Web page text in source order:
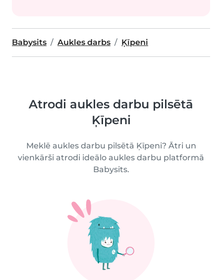
Babysits Aukles darbs Ķīpeni
Atrodi aukles darbu pilsētā
Ķīpeni
Meklē aukles darbu pilsētā Ķīpeni? Ātri un
vienkārši atrodi ideālo aukles darbu platformā
Babysits.